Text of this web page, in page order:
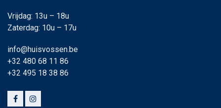
Vrijdag: 13u – 18u
Zaterdag: 10u – 17u
info@huisvossen.be
+32 480 68 11 86
+32 495 18 38 86